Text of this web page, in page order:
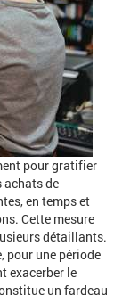
pour gratifier
achats de
en temps et
Cette mesure
détaillants.
pour une période
exacerber le
un fardeau